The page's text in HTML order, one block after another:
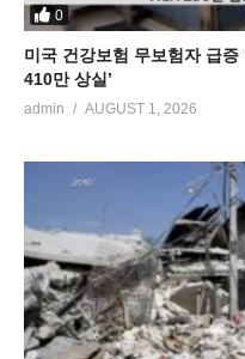
0
미국 건강보험 무보험자 급
410만 상실’
admin AUGUST 1, 2026